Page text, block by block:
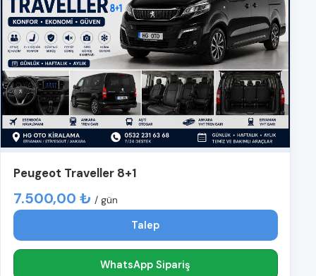
Peugeot Traveller 8+1
7.500,00 ₺ / gün
Talep
WhatsApp Sipariş